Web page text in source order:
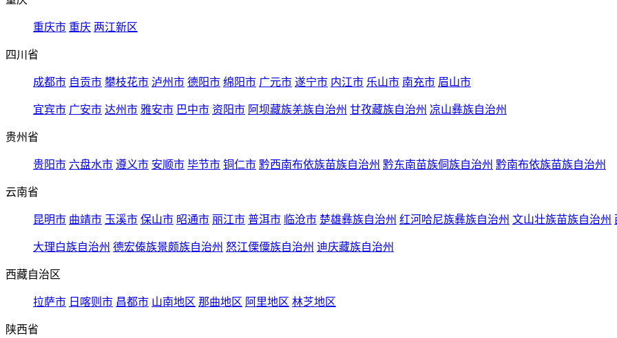
重庆市 重庆 两江新区
四川省
成都市 自贡市 攀枝花市 泸州市 德阳市 绵阳市 广元市 遂宁市 内江市 乐山市 南充市 眉山市
宜宾市 广安市 达州市 雅安市 巴中市 资阳市 阿坝藏族羌族自治州 甘孜藏族自治州 凉山彝族自治州
贵州省
贵阳市 六盘水市 遵义市 安顺市 毕节市 铜仁市 黔西南布依族苗族自治州 黔东南苗族侗族自治州 黔南布依族苗族自治州
云南省
昆明市 曲靖市 玉溪市 保山市 昭通市 丽江市 普洱市 临沧市 楚雄彝族自治州 红河哈尼族彝族自治州 文山壮族苗族自治州
大理白族自治州 德宏傣族景颇族自治州 怒江傈僳族自治州 迪庆藏族自治州
西藏自治区
拉萨市 日喀则市 昌都市 山南地区 那曲地区 阿里地区 林芝地区
陕西省